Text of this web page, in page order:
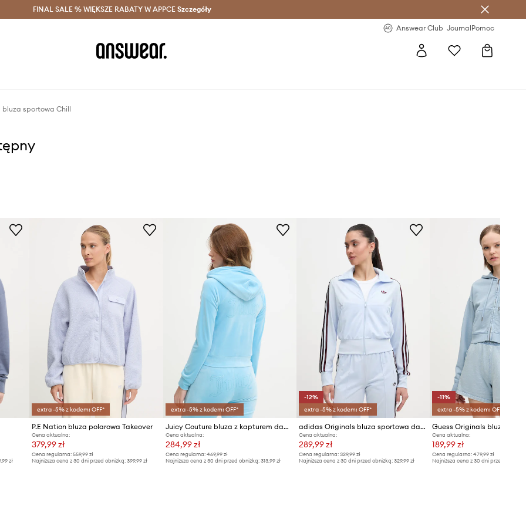
z Answear Club > Dostawa nawet w 24h >
FINAL SALE % WIĘKSZE RABATY W APPCE Szczegóły
Answear Club JournalPomoc
sportowa Chill
zł
extra -5% z kodem: OFF*
P.E Nation bluza polarowa Takeover
Cena aktualna:
379,99 zł
Cena regularna: 559,99 zł
Najniższa cena z 30 dni przed obniżką: 399,99 zł
extra -5% z kodem: OFF*
Juicy Couture bluza z kapturem damska welurowa MADISON COL OUT
Cena aktualna:
284,99 zł
Cena regularna: 469,99 zł
Najniższa cena z 30 dni przed obniżką: 313,99 zł
-12%
extra -5% z kodem: OFF*
adidas Originals bluza sportowa damska
Cena aktualna:
289,99 zł
Cena regularna:329,99 zł
Najniższa cena z 30 dni przed obniżką:329,99 zł
-11%
extra -5% z kodem: OFF*
Guess Originals bluza
Cena aktualna:
189,99 zł
Cena regularna: 479,99 zł
Najniższa cena z 30 dni przed obniżką: